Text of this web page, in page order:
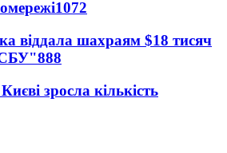
1072
віддала шахраям $18 тисяч
СБУ"888
зросла кількість